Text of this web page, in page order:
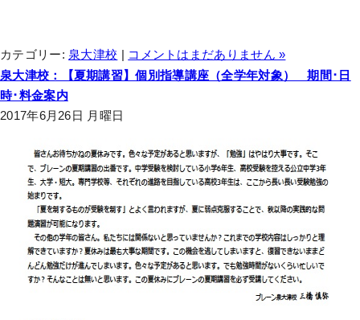
カテゴリー: 泉大津校 | コメントはまだありません »
泉大津校：【夏期講習】個別指導講座（全学年対象） 期間･日
時･料金案内
2017年6月26日 月曜日